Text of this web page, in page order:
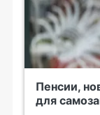
Пенсии,
для